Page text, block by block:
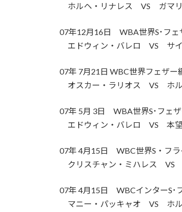
ホルヘ・リナレス VS ガマリ
07年12月16日 WBA世界S･フェ
エドウィン・バレロ VS サイ
07年 7月21日 WBC世界フェザ
オスカー・ラリオス VS ホル
07年 5月 3日 WBA世界S･フェ
エドウィン・バレロ VS 本
07年 4月15日 WBC世界S・フ
クリスチャン・ミハレス VS
07年 4月15日 WBCインターS･
マニー・パッキャオ VS ホル